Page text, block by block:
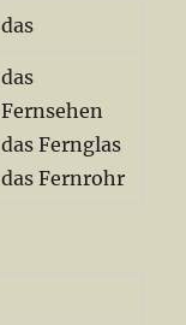
das
das
Fernsehen
das Fernglas
das Fernrohr